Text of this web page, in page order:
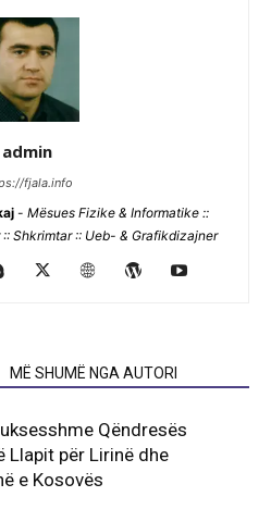
admin
fjala.info
- Mësues Fizike & Informatike ::
Shkrimtar :: Ueb- & Grafikdizajner
MË SHUMË NGA AUTORI
Qëndresës
Llapit për Lirinë dhe
e Kosovës